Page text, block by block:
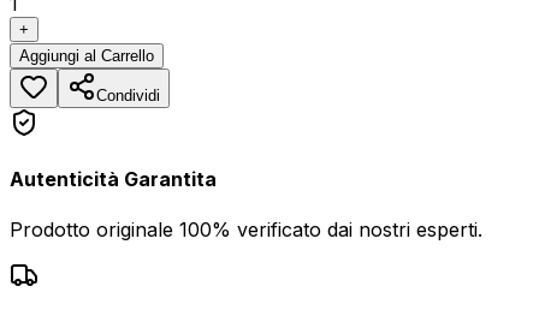
+
Aggiungi al Carrello
Condividi
Autenticità Garantita
Prodotto originale 100% verificato dai nostri esperti.